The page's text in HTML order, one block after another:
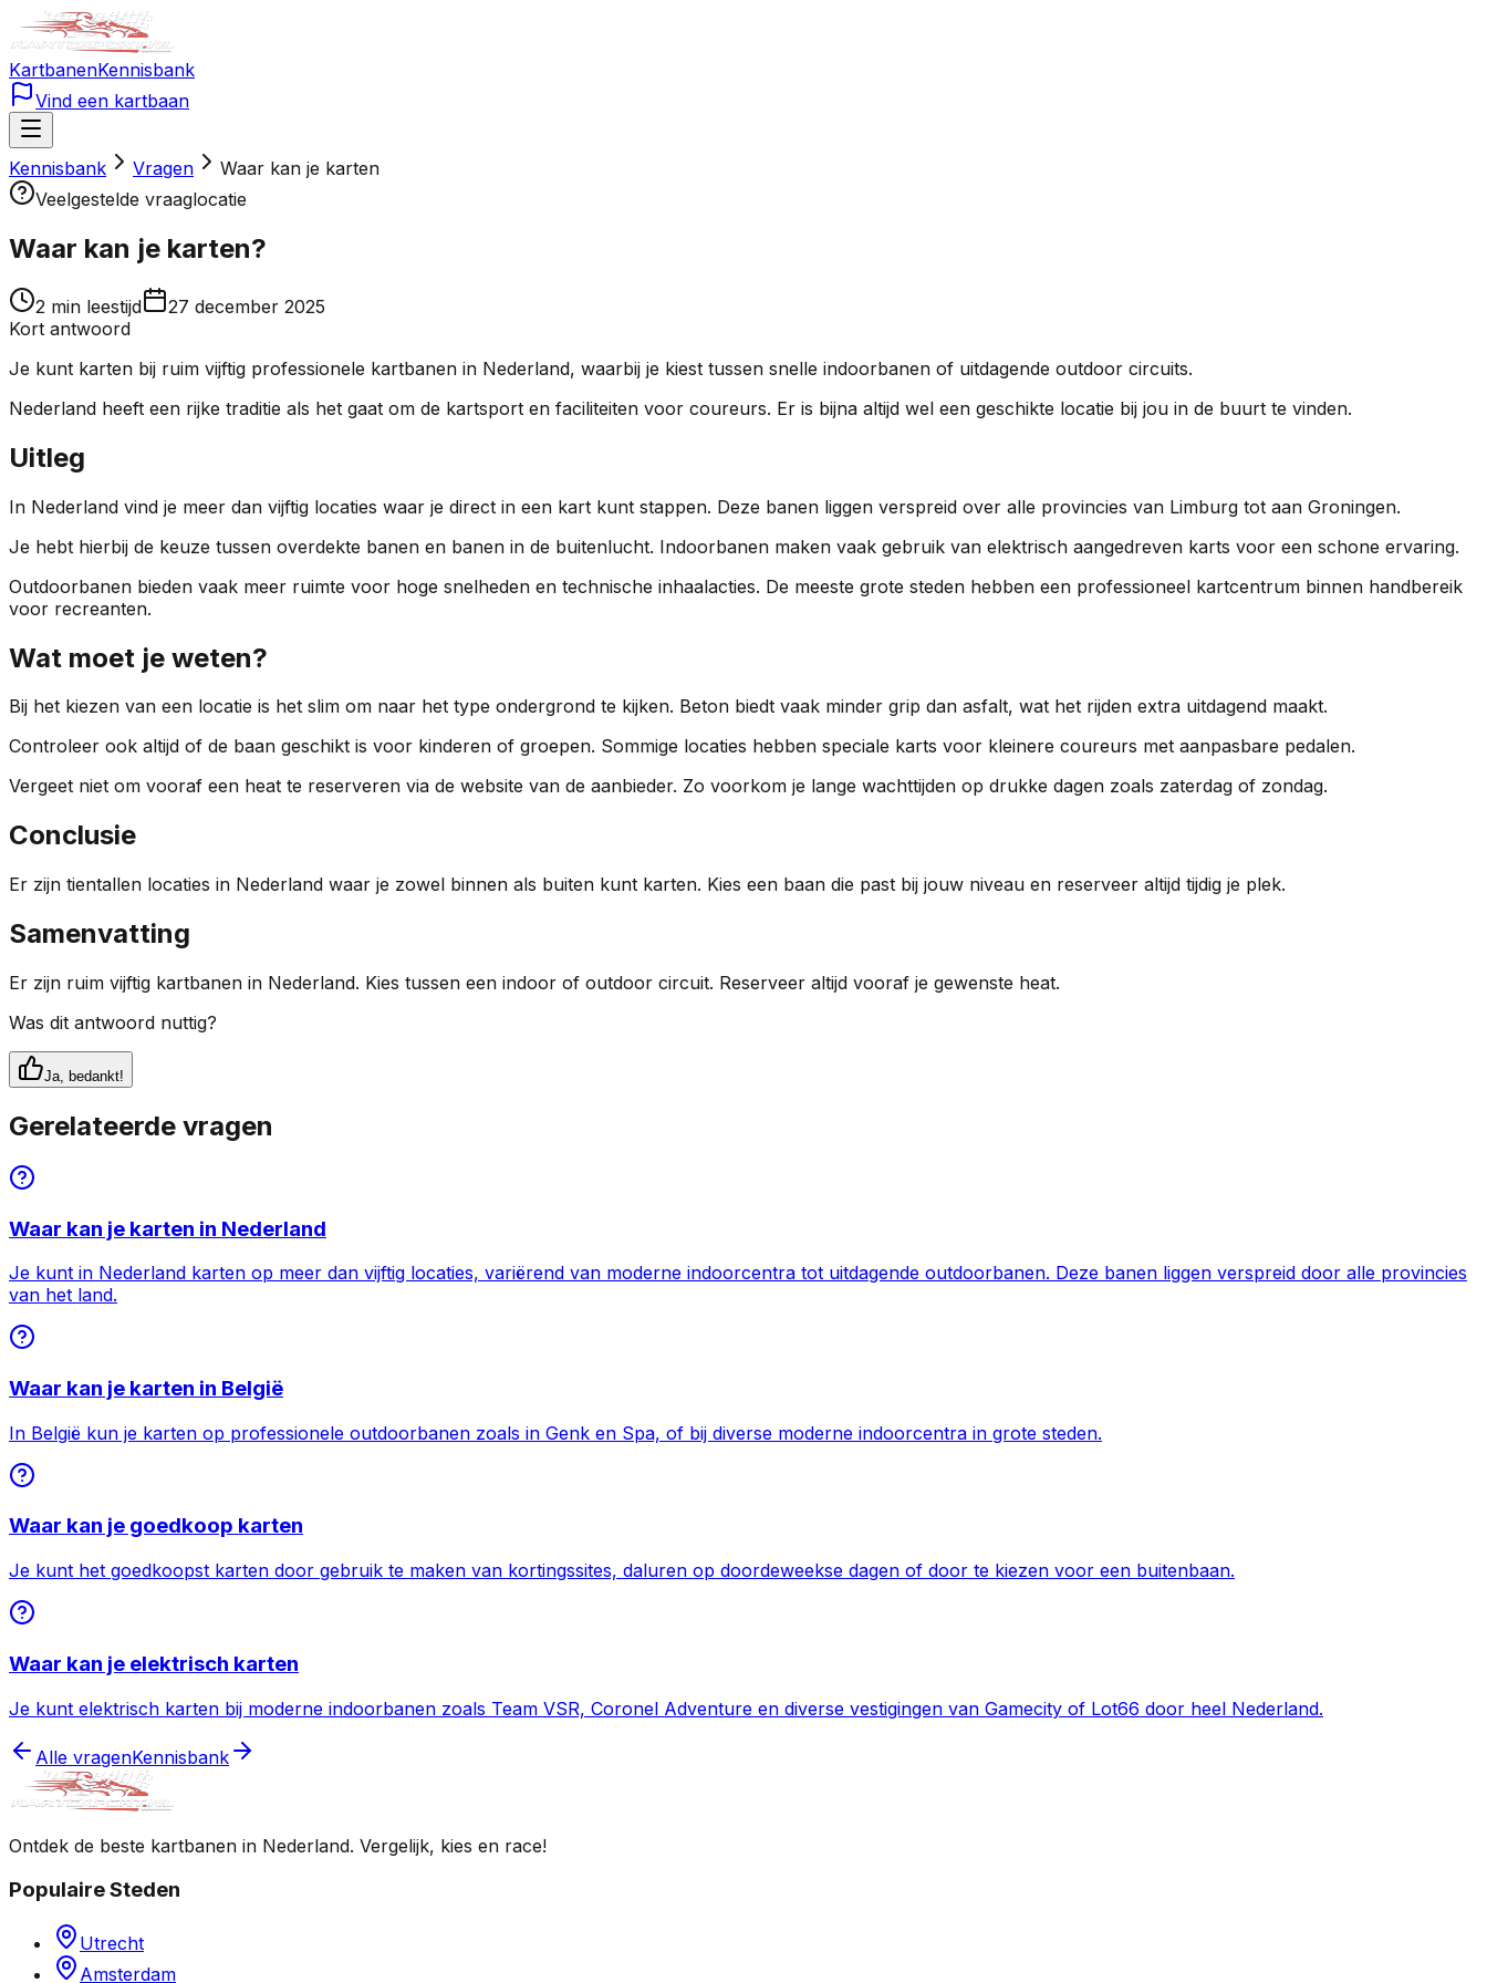
KartbanenKennisbank
Vind een kartbaan
Kennisbank Vragen
Waar kan je karten
Veelgestelde vraaglocatie
Waar kan je karten?
2 min leestijd
27 december 2025
Kort antwoord
Je kunt karten bij ruim vijftig professionele kartbanen in Nederland, waarbij je kiest tussen snelle indoorbanen of uitdagende outdoor circuits.
Nederland heeft een rijke traditie als het gaat om de kartsport en faciliteiten voor coureurs. Er is bijna altijd wel een geschikte locatie bij jou in de buurt te vinden.
Uitleg
In Nederland vind je meer dan vijftig locaties waar je direct in een kart kunt stappen. Deze banen liggen verspreid over alle provincies van Limburg tot aan Groningen.
Je hebt hierbij de keuze tussen overdekte banen en banen in de buitenlucht. Indoorbanen maken vaak gebruik van elektrisch aangedreven karts voor een schone ervaring.
Outdoorbanen bieden vaak meer ruimte voor hoge snelheden en technische inhaalacties. De meeste grote steden hebben een professioneel kartcentrum binnen handbereik
voor recreanten.
Wat moet je weten?
Bij het kiezen van een locatie is het slim om naar het type ondergrond te kijken. Beton biedt vaak minder grip dan asfalt, wat het rijden extra uitdagend maakt.
Controleer ook altijd of de baan geschikt is voor kinderen of groepen. Sommige locaties hebben speciale karts voor kleinere coureurs met aanpasbare pedalen.
Vergeet niet om vooraf een heat te reserveren via de website van de aanbieder. Zo voorkom je lange wachttijden op drukke dagen zoals zaterdag of zondag.
Conclusie
Er zijn tientallen locaties in Nederland waar je zowel binnen als buiten kunt karten. Kies een baan die past bij jouw niveau en reserveer altijd tijdig je plek.
Samenvatting
Er zijn ruim vijftig kartbanen in Nederland. Kies tussen een indoor of outdoor circuit. Reserveer altijd vooraf je gewenste heat.
Was dit antwoord nuttig?
Ja, bedankt!
Gerelateerde vragen
Waar kan je karten in Nederland
Je kunt in Nederland karten op meer dan vijftig locaties, variërend van moderne indoorcentra tot uitdagende outdoorbanen. Deze banen liggen verspreid door alle provincies
van het land.
Waar kan je karten in België
In België kun je karten op professionele outdoorbanen zoals in Genk en Spa, of bij diverse moderne indoorcentra in grote steden.
Waar kan je goedkoop karten
Je kunt het goedkoopst karten door gebruik te maken van kortingssites, daluren op doordeweekse dagen of door te kiezen voor een buitenbaan.
Waar kan je elektrisch karten
Je kunt elektrisch karten bij moderne indoorbanen zoals Team VSR, Coronel Adventure en diverse vestigingen van Gamecity of Lot66 door heel Nederland.
Alle vragenKennisbank
Ontdek de beste kartbanen in Nederland. Vergelijk, kies en race!
Populaire Steden
Utrecht
Amsterdam